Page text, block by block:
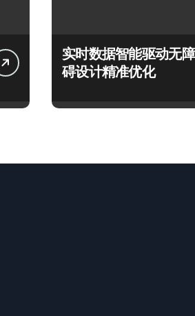
实时数据智能驱动无障
碍设计精准优化